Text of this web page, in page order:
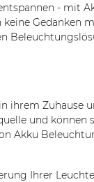
- mit
Gedanken
ihrem Zuhause
und können
Akku
Ihrer